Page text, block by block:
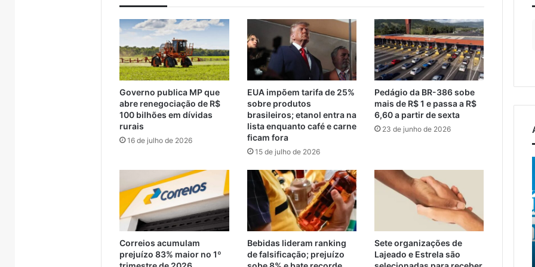
Governo publica MP que
abre renegociação de R$
100 bilhões em dívidas
rurais
16 de julho de 2026
EUA impõem tarifa de 25%
sobre produtos
brasileiros; etanol entra na
lista enquanto café e carne
ficam fora
15 de julho de 2026
Pedágio da BR-386 sobe
mais de R$ 1 e passa a R$
6,60 a partir de sexta
23 de junho de 2026
Correios acumulam
prejuízo 83% maior no 1º
Bebidas lideram ranking
de falsificação; prejuízo
Sete organizações de
Lajeado e Estrela são
6 de agosto de 2026
Justiça condena ex-
vereador Pegari a mais de
quatro anos de reclusão
por declaração
Municipal
Bochas
começa
neste
semana
6 de agosto de 2026
Campeonato Municipal de
Bochas começa neste fim
de
Relvado
2026
com
6 de agosto de 2026
Turismo de Relvado ganha
destaque na Turisvales
2026 com apresentação
do Caminho da Fé e